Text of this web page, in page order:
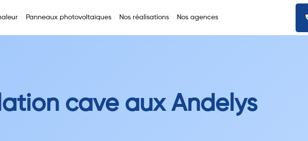
Panneaux photovoltaïques Nos réalisations Nos agences
cave aux Andelys